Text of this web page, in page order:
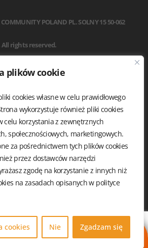
plików cookie
cookies własne w celu prawidłowego
wykorzystuje również pliki cookies
celu korzystania z zewnętrznych
społecznościowych, marketingowych.
za pośrednictwem tych plików cookies
przez dostawców narzędzi
zgodę na korzystanie z innych niż
na zasadach opisanych w polityce
cookies Nie Zgadzam się
POLAND PL. SOLNY 1550-062
rights reserved.